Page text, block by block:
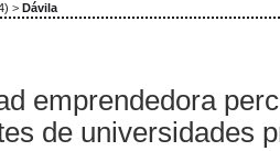
> Dávila
emprendedora
de universidades